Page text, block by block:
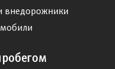
внедорожники